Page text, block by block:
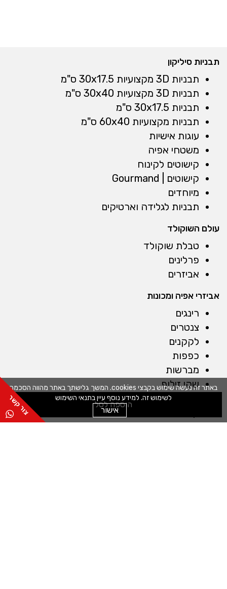
באתר זה נעשה שימוש בקבצי cookies. המשך גלישתך באתר מהווה הסכמה
לשימוש זה. למידע נוסף עיין בתנאי השימוש
אישור
הוספה לסל
תבניות סיליקון
תבניות 3D מקצועיות 30x17.5 ס"מ
תבניות 3D מקצועיות 30x40 ס"מ
תבניות 30x17.5 ס"מ
תבניות מקצועיות 60x40 ס"מ
עוגות אישיות
משטחי אפיה
קישוטים לקינוח
קישוטים | Gourmand
מיוחדים
תבניות לגלידה וארטיקים
עולם השוקולד
טבלת שוקולד
פרלינים
אביזרים
אביזרי אפיה ומכונות
רינגים
צנטרים
לקקנים
כפפות
מברשות
שקי זילוף
חותכנים
מייבש חסה